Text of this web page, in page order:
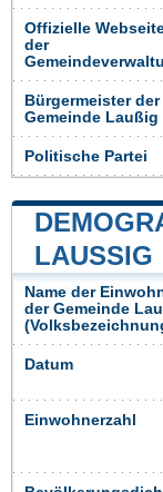
Offizielle
der
Bürgermeister der
Gemeinde Laußig
Politische Partei
LAUSSIG
Name der
der Gemeinde
Datum
Einwohnerzahl